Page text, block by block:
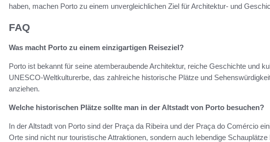
haben, machen Porto zu einem unvergleichlichen Ziel für Architektur- und
FAQ
Was macht Porto zu einem einzigartigen Reiseziel?
Porto ist bekannt für seine atemberaubende Architektur, reiche Geschichte und
UNESCO-Weltkulturerbe, das zahlreiche historische Plätze und
anziehen.
Welche historischen Plätze sollte man in der Altstadt von Porto besuchen?
In der Altstadt von Porto sind der Praça da Ribeira und der Praça do Comércio
Orte sind nicht nur touristische Attraktionen, sondern auch lebendige